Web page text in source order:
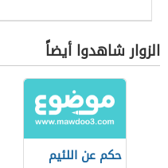
الزوار شاهدوا أيضاً
حكم عن اللئيم